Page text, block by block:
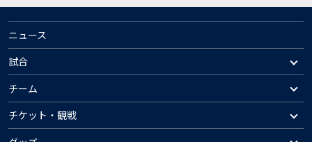
ニュース
試合
チーム
チケット・観戦